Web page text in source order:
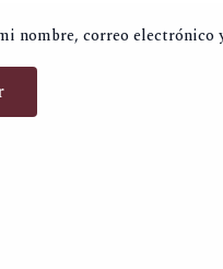
nombre, correo electrónico